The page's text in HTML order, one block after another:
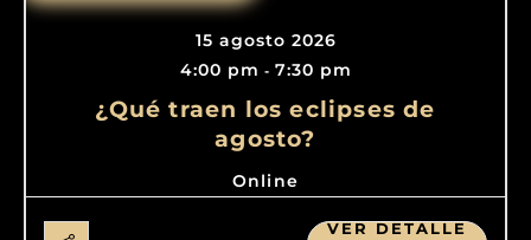
15 agosto 2026
4:00 pm - 7:30 pm
¿Qué traen los eclipses de
agosto?
Online
VER DETALLE